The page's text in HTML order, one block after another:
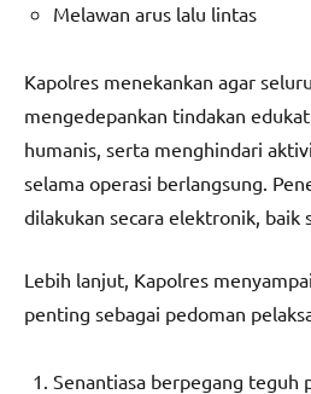
Melawan arus lalu lintas
Kapolres menekankan agar
mengedepankan tindakan
humanis, serta menghindari
selama operasi berlangsung.
dilakukan secara elektronik, baik
Lebih lanjut, Kapolres
penting sebagai pedoman
Senantiasa berpegang teguh